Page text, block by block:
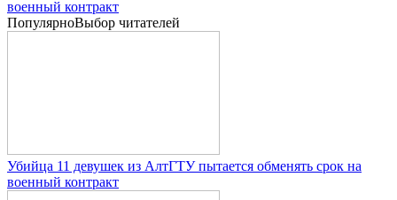
военный контракт
ПопулярноВыбор читателей
Убийца 11 девушек из АлтГТУ пытается обменять срок на
военный контракт